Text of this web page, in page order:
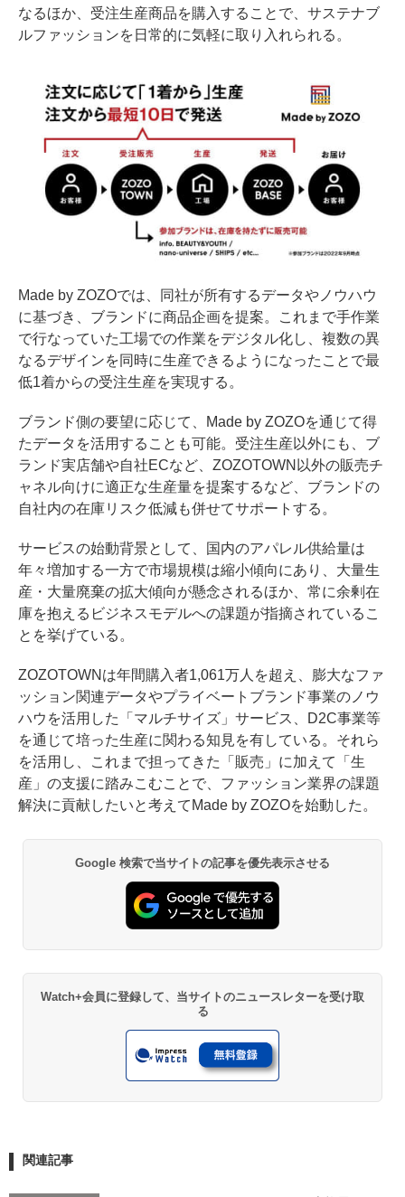
なるほか、受注生産商品を購入することで、サステナブ
ルファッションを日常的に気軽に取り入れられる。
Made by ZOZOでは、同社が所有するデータやノウハウ
に基づき、ブランドに商品企画を提案。これまで手作業
で行なっていた工場での作業をデジタル化し、複数の異
なるデザインを同時に生産できるようになったことで最
低1着からの受注生産を実現する。
ブランド側の要望に応じて、Made by ZOZOを通じて得
たデータを活用することも可能。受注生産以外にも、ブ
ランド実店舗や自社ECなど、ZOZOTOWN以外の販売チ
ャネル向けに適正な生産量を提案するなど、ブランドの
自社内の在庫リスク低減も併せてサポートする。
サービスの始動背景として、国内のアパレル供給量は
年々増加する一方で市場規模は縮小傾向にあり、大量生
産・大量廃棄の拡大傾向が懸念されるほか、常に余剰在
庫を抱えるビジネスモデルへの課題が指摘されているこ
とを挙げている。
ZOZOTOWNは年間購入者1,061万人を超え、膨大なファ
ッション関連データやプライベートブランド事業のノウ
ハウを活用した「マルチサイズ」サービス、D2C事業等
を通じて培った生産に関わる知見を有している。それら
を活用し、これまで担ってきた「販売」に加えて「生
産」の支援に踏みこむことで、ファッション業界の課題
解決に貢献したいと考えてMade by ZOZOを始動した。
Google 検索で当サイトの記事を優先表示させる
Watch+会員に登録して、当サイトのニュースレターを受け取
る
関連記事